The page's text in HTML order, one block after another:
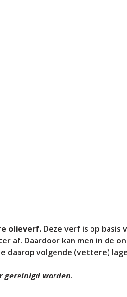
olieverf. Deze verf is op basis
af. Daardoor kan men in de
daarop volgende (vettere)
gereinigd worden.